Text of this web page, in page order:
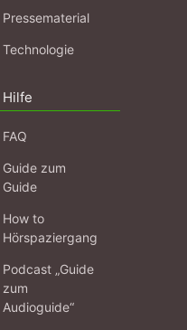
Pressematerial
Technologie
Hilfe
FAQ
Guide zum
Guide
How to
Hörspaziergang
Podcast „Guide
zum
Audioguide“